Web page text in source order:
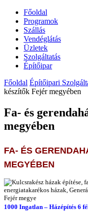
Főoldal
Programok
Szállás
Vendéglátás
Üzletek
Szolgáltatás
Építőipar
Főoldal Építőipari
készítők Fejér megyében
Fa- és
megyében
FA- ÉS
MEGYÉBEN
1000 Ingatlan – Házépítés 6